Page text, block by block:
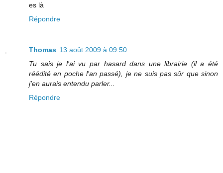
es là
Répondre
Thomas 13 août 2009 à 09:50
Tu sais je l'ai vu par hasard dans une librairie (il a été
réédité en poche l'an passé), je ne suis pas sûr que sinon
j'en aurais entendu parler...
Répondre